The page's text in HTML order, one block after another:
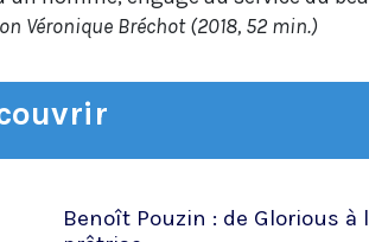
Véronique Bréchot (2018, 52 min.)
Benoît Pouzin : de Glorious à